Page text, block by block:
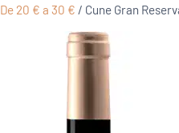
De 20 € a 30 € / Cune Gran